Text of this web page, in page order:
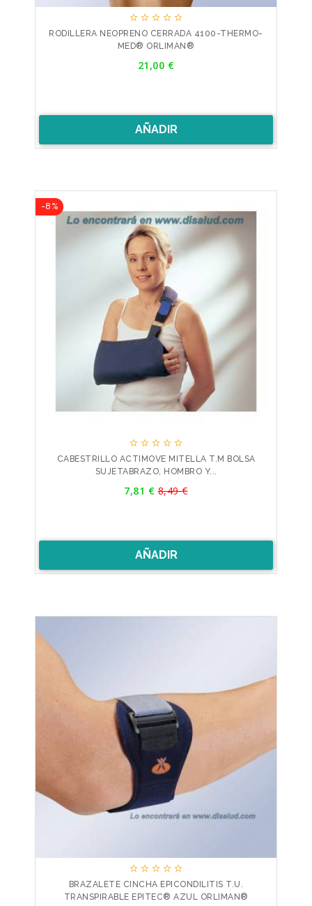
    
RODILLERA NEOPRENO CERRADA 4100-THERMO-
MED® ORLIMAN®
21,00 €
AÑADIR
    
CABESTRILLO ACTIMOVE MITELLA T.M BOLSA
SUJETABRAZO, HOMBRO Y...
7,81 €Precio
8,49 €
-8%
AÑADIR
    
BRAZALETE CINCHA EPICONDILITIS T.U.
TRANSPIRABLE EPITEC® AZUL ORLIMAN®